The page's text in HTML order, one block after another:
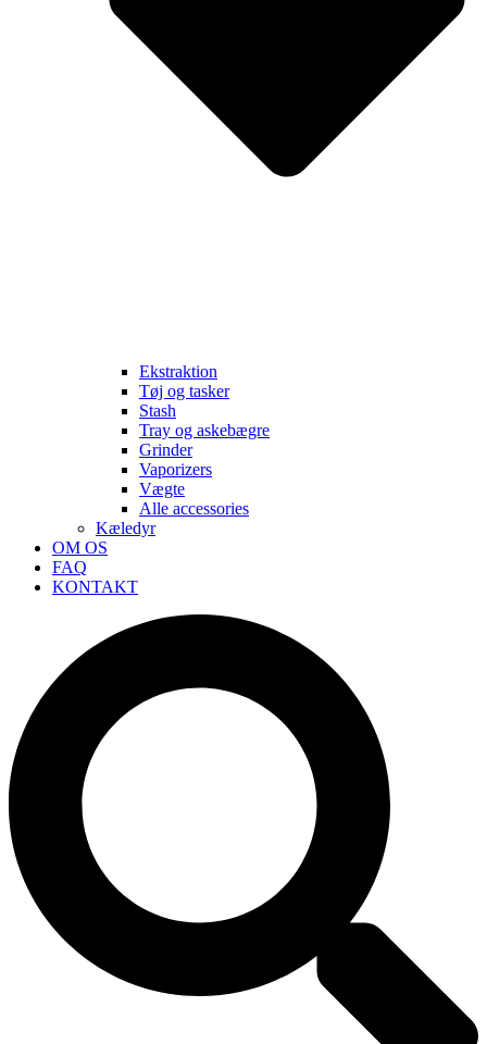
Ekstraktion
Tøj og tasker
Stash
Tray og askebægre
Grinder
Vaporizers
Vægte
Alle accessories
Kæledyr
OM OS
FAQ
KONTAKT